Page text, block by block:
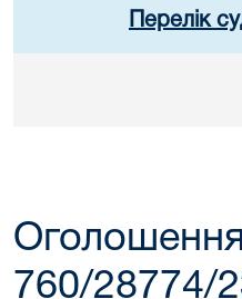
Перелік
760/28774/